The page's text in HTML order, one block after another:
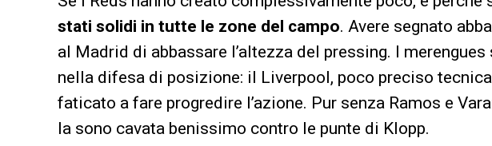
stati solidi in tutte le zone del campo. Avere segnato
al Madrid di abbassare l’altezza del pressing. I
nella difesa di posizione: il Liverpool, poco preciso
faticato a fare progredire l’azione. Pur senza Ramos e
la sono cavata benissimo contro le punte di Klopp.